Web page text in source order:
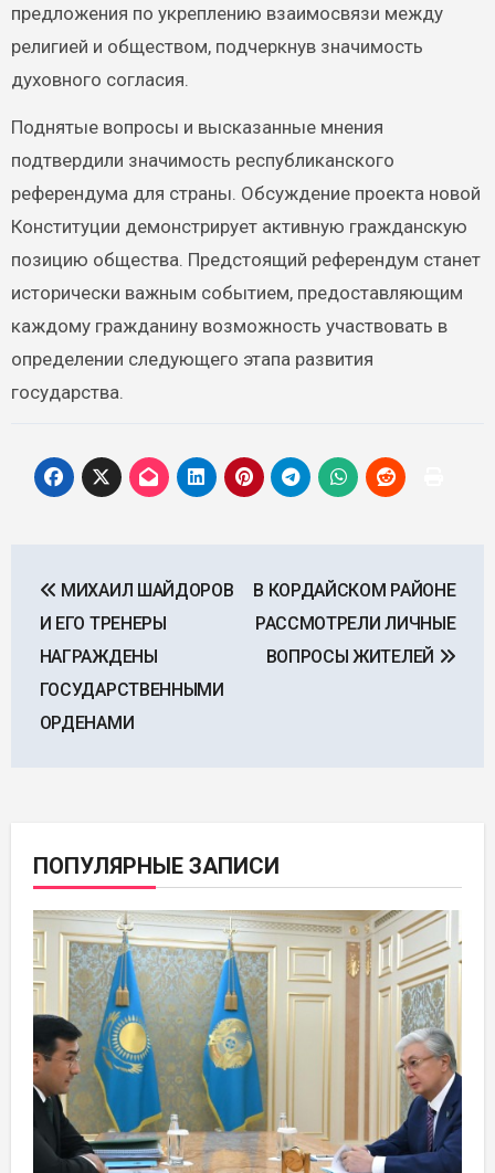
предложения по укреплению взаимосвязи между
религией и обществом, подчеркнув значимость
духовного согласия.
Поднятые вопросы и высказанные мнения
подтвердили значимость республиканского
референдума для страны. Обсуждение проекта новой
Конституции демонстрирует активную гражданскую
позицию общества. Предстоящий референдум станет
исторически важным событием, предоставляющим
каждому гражданину возможность участвовать в
определении следующего этапа развития
государства.
по
записям
МИХАИЛ ШАЙДОРОВ
И ЕГО ТРЕНЕРЫ
НАГРАЖДЕНЫ
ГОСУДАРСТВЕННЫМИ
ОРДЕНАМИ
В КОРДАЙСКОМ РАЙОНЕ
РАССМОТРЕЛИ ЛИЧНЫЕ
ВОПРОСЫ ЖИТЕЛЕЙ
ПОПУЛЯРНЫЕ ЗАПИСИ